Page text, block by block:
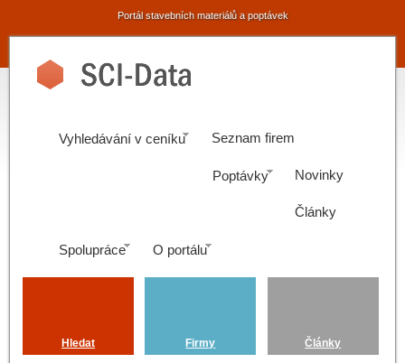
Portál stavebních materiálů a poptávek
Vyhledávání v ceníku Seznam firem
Poptávky Novinky
Články
Spolupráce O portálu
Hledat Firmy Články